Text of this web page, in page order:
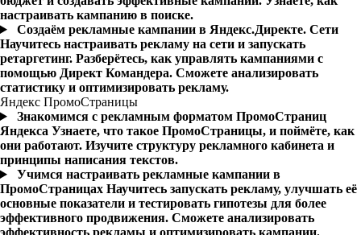
настраивать кампанию в поиске.
Создаём рекламные кампании в Яндекс.Директе. Сети
Научитесь настраивать рекламу на сети и запускать
ретаргетинг. Разберётесь, как управлять кампаниями с
помощью Директ Командера. Сможете анализировать
статистику и оптимизировать рекламу.
Яндекс ПромоСтраницы
Знакомимся с рекламным форматом ПромоСтраниц
Яндекса Узнаете, что такое ПромоСтраницы, и поймёте, как
они работают. Изучите структуру рекламного кабинета и
принципы написания текстов.
Учимся настраивать рекламные кампании в
ПромоСтраницах Научитесь запускать рекламу, улучшать её
основные показатели и тестировать гипотезы для более
эффективного продвижения. Сможете анализировать
эффективность рекламы и оптимизировать кампании.